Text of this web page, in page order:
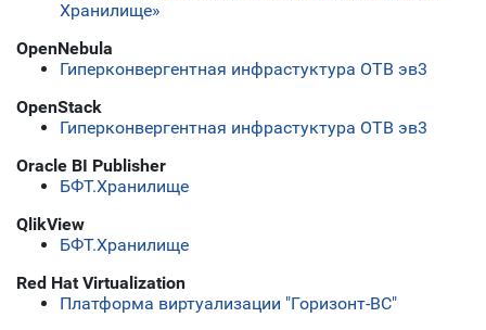
Хранилище»
OpenNebula
Гиперконвергентная инфрастуктура ОТВ эв3
OpenStack
Гиперконвергентная инфрастуктура ОТВ эв3
Oracle BI Publisher
БФТ.Хранилище
QlikView
БФТ.Хранилище
Red Hat Virtualization
Платформа виртуализации "Горизонт-ВС"